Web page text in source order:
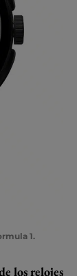
1.
los relojes